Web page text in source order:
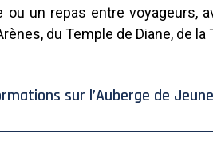
ou un repas entre
du Temple de Diane, de la
sur l’Auberge de